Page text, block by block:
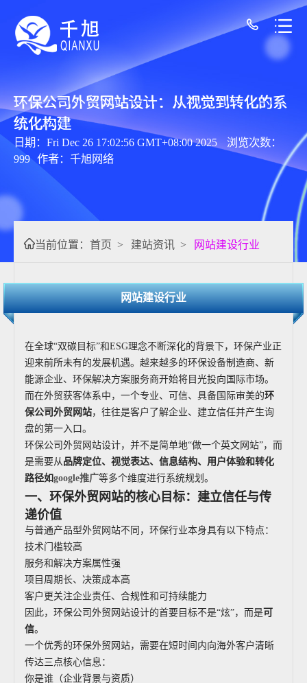
环保公司外贸网站设计：从视觉到转化的系
统化构建
日期：Fri Dec 26 17:02:56 GMT+08:00 2025
浏览次数：
999 作者：千旭网络
当前位置： 首页 > 建站资讯 > 网站建设行业
网站建设行业
在全球“双碳目标”和ESG理念不断深化的背景下，环保产业正
迎来前所未有的发展机遇。越来越多的环保设备制造商、新
能源企业、环保解决方案服务商开始将目光投向国际市场。
而在外贸获客体系中，一个专业、可信、具备国际审美的环
保公司外贸网站，往往是客户了解企业、建立信任并产生询
盘的第一入口。
环保公司外贸网站设计，并不是简单地“做一个英文网站”，而
是需要从品牌定位、视觉表达、信息结构、用户体验和转化
路径如google推广等多个维度进行系统规划。
一、环保外贸网站的核心目标：建立信任与传
递价值
与普通产品型外贸网站不同，环保行业本身具有以下特点：
技术门槛较高
服务和解决方案属性强
项目周期长、决策成本高
客户更关注企业责任、合规性和可持续能力
因此，环保公司外贸网站设计的首要目标不是“炫”，而是可
信。
一个优秀的环保外贸网站，需要在短时间内向海外客户清晰
传达三点核心信息：
你是谁（企业背景与资质）